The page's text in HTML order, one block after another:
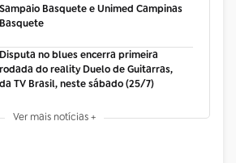
Sampaio Basquete e Unimed Campinas
no blues encerra primeira
do reality Duelo de Guitarras,
da TV Brasil, neste sábado (25/7)
Ver mais notícias +